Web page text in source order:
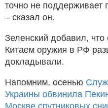
точно не поддерживает
– сказал он.
Зеленский добавил,
Китаем оружия в РФ
докладывали.
Напомним, осенью
Украины обвинила